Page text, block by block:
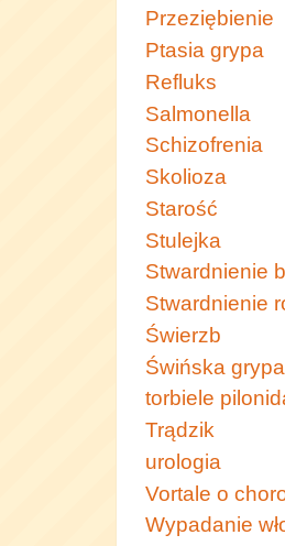
Przeziębienie
Ptasia grypa
Refluks
Salmonella
Schizofrenia
Skolioza
Starość
Stulejka
Stwardnienie
Stwardnienie
Świerzb
Świńska grypa
torbiele
Trądzik
urologia
Vortale o
Wypadanie